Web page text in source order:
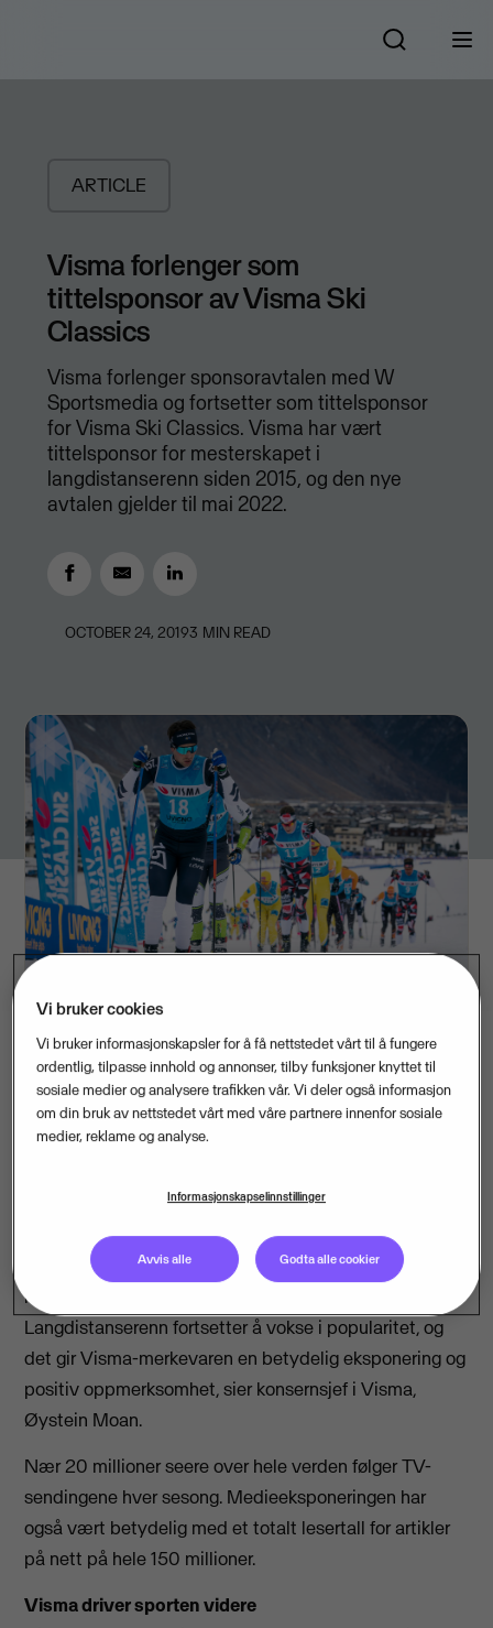
ARTICLE
Visma forlenger som
tittelsponsor av Visma Ski
Classics
Visma forlenger sponsoravtalen med W
Sportsmedia og fortsetter som tittelsponsor
for Visma Ski Classics. Visma har vært
tittelsponsor for mesterskapet i
langdistanserenn siden 2015, og den nye
avtalen gjelder til mai 2022.
OCTOBER 24, 20193 MIN READ
Visma forlenger sponsoravtalen med W
Sportsmedia og fortsetter som tittelsponsor for
mesterskapet i langdistanserenn siden 2015, og den
- Sponsoratet av Visma Ski Classics de siste fire årene
har vært en suksesshistorie for Visma.
Langdistanserenn fortsetter å vokse i popularitet, og
det gir Visma-merkevaren en betydelig eksponering og
positiv oppmerksomhet, sier konsernsjef i Visma,
Øystein Moan.
Nær 20 millioner seere over hele verden følger TV-
sendingene hver sesong. Medieeksponeringen har
også vært betydelig med et totalt lesertall for artikler
på nett på hele 150 millioner.
Visma driver sporten videre
Vi bruker cookies
Vi bruker informasjonskapsler for å få nettstedet vårt til å fungere
ordentlig, tilpasse innhold og annonser, tilby funksjoner knyttet til
sosiale medier og analysere trafikken vår. Vi deler også informasjon
om din bruk av nettstedet vårt med våre partnere innenfor sosiale
medier, reklame og analyse.
Informasjonskapselinnstillinger
Avvis alle Godta alle cookier